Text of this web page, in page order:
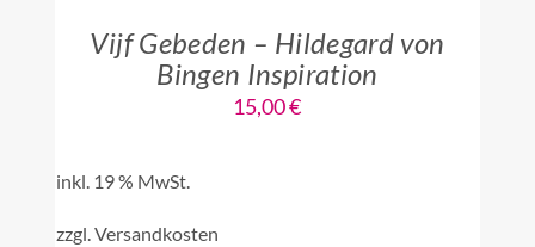
Vijf Gebeden – Hildegard von
Bingen Inspiration
15,00€
inkl. 19 % MwSt.
zzgl.Versandkosten